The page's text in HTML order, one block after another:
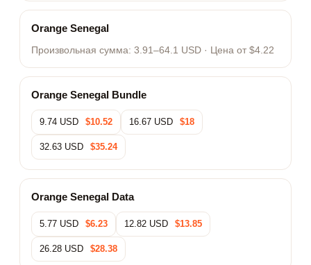
Orange Senegal
Произвольная сумма: 3.91–64.1 USD · Цена от $4.22
Orange Senegal Bundle
9.74 USD $10.52 16.67 USD $18
32.63 USD $35.24
Orange Senegal Data
5.77 USD $6.23 12.82 USD $13.85
26.28 USD $28.38